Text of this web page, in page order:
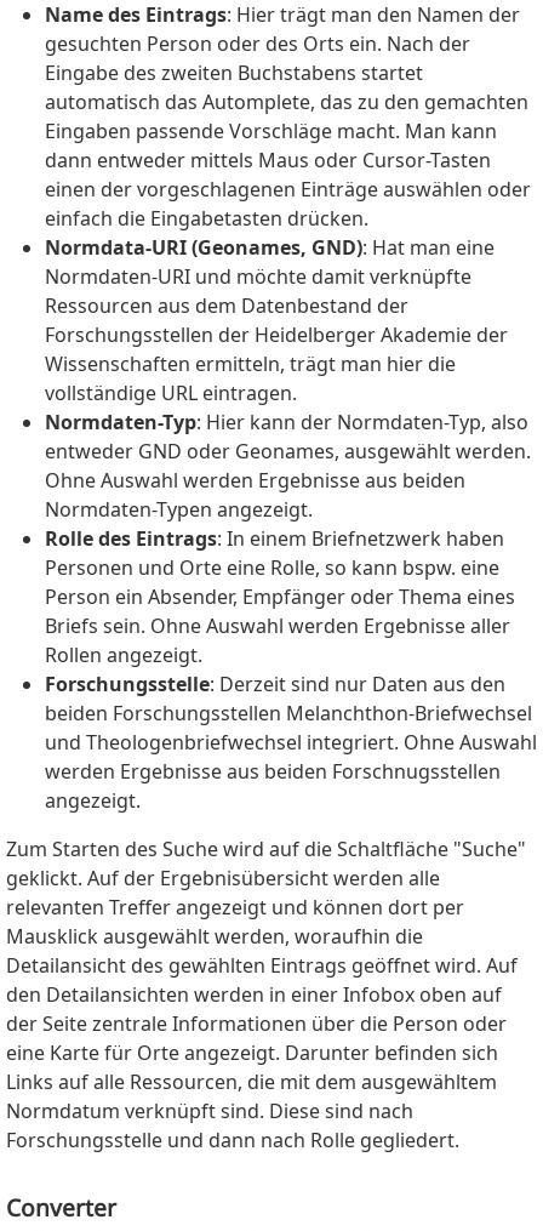
Name des Eintrags: Hier trägt man den Namen der
gesuchten Person oder des Orts ein. Nach der
Eingabe des zweiten Buchstabens startet
automatisch das Automplete, das zu den gemachten
Eingaben passende Vorschläge macht. Man kann
dann entweder mittels Maus oder Cursor-Tasten
einen der vorgeschlagenen Einträge auswählen oder
einfach die Eingabetasten drücken.
Normdata-URI (Geonames, GND): Hat man eine
Normdaten-URI und möchte damit verknüpfte
Ressourcen aus dem Datenbestand der
Forschungsstellen der Heidelberger Akademie der
Wissenschaften ermitteln, trägt man hier die
vollständige URL eintragen.
Normdaten-Typ: Hier kann der Normdaten-Typ, also
entweder GND oder Geonames, ausgewählt werden.
Ohne Auswahl werden Ergebnisse aus beiden
Normdaten-Typen angezeigt.
Rolle des Eintrags: In einem Briefnetzwerk haben
Personen und Orte eine Rolle, so kann bspw. eine
Person ein Absender, Empfänger oder Thema eines
Briefs sein. Ohne Auswahl werden Ergebnisse aller
Rollen angezeigt.
Forschungsstelle: Derzeit sind nur Daten aus den
beiden Forschungsstellen Melanchthon-Briefwechsel
und Theologenbriefwechsel integriert. Ohne Auswahl
werden Ergebnisse aus beiden Forschnugsstellen
angezeigt.
Zum Starten des Suche wird auf die Schaltfläche "Suche"
geklickt. Auf der Ergebnisübersicht werden alle
relevanten Treffer angezeigt und können dort per
Mausklick ausgewählt werden, woraufhin die
Detailansicht des gewählten Eintrags geöffnet wird. Auf
den Detailansichten werden in einer Infobox oben auf
der Seite zentrale Informationen über die Person oder
eine Karte für Orte angezeigt. Darunter befinden sich
Links auf alle Ressourcen, die mit dem ausgewähltem
Normdatum verknüpft sind. Diese sind nach
Forschungsstelle und dann nach Rolle gegliedert.
Converter